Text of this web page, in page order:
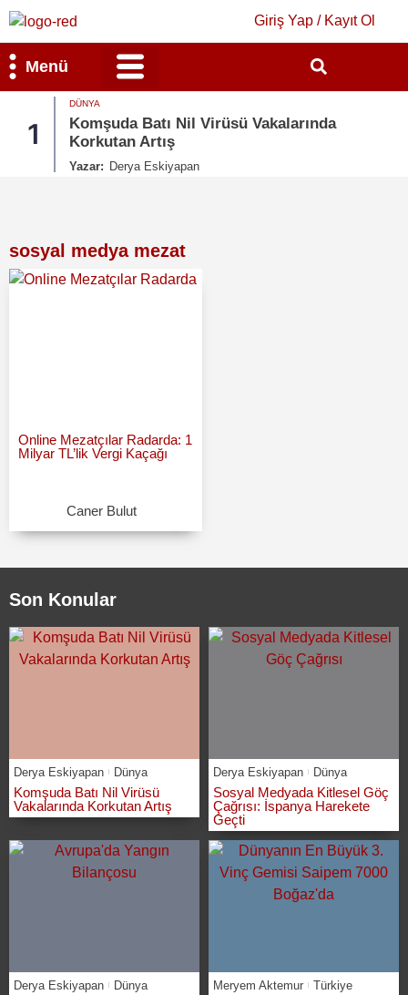
Giriş Yap / Kayıt Ol
Menü
1
DÜNYA
Komşuda Batı Nil Virüsü Vakalarında
Korkutan Artış
Yazar: Derya Eskiyapan
sosyal medya mezat
Online Mezatçılar Radarda: 1
Milyar TL’lik Vergi Kaçağı
Caner Bulut
Son Konular
Derya Eskiyapan Dünya
Komşuda Batı Nil Virüsü
Vakalarında Korkutan Artış
Derya Eskiyapan Dünya
Sosyal Medyada Kitlesel Göç
Çağrısı: İspanya Harekete
Geçti
Derya Eskiyapan Dünya Meryem Aktemur Türkiye